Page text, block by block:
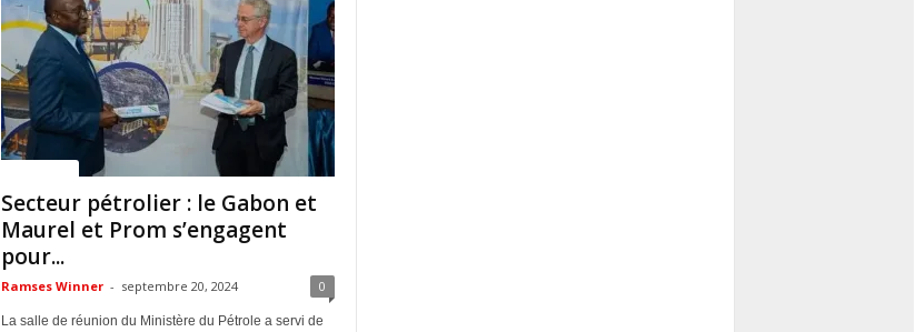
Secteur pétrolier : le Gabon et
Maurel et Prom s’engagent
pour...
Ramses Winner - septembre 20, 2024 0
La salle de réunion du Ministère du Pétrole a servi de